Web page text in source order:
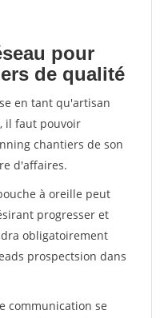
pour
de qualité
en tant qu'artisan
il faut pouvoir
chantiers de son
d'affaires.
à oreille peut
progresser et
obligatoirement
prospectsion dans
communication se